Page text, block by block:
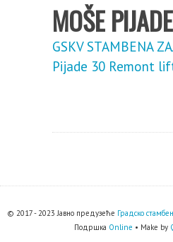
MOŠE
GSKV STAMBENA
Pijade 30 Remont
© 2017 - 2023 Јавно предузеће Градско
Подршка Online • Make by